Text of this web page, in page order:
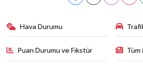
Hava Durumu
Puan Durumu ve Fikstür